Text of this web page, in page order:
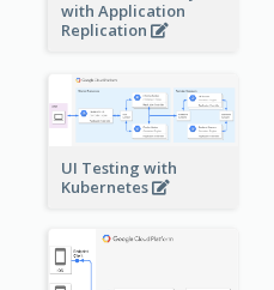
with Application
Replication
UI Testing with
Kubernetes